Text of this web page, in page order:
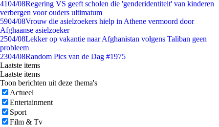
4104/08Regering VS geeft scholen die 'genderidentiteit' van kinderen
verbergen voor ouders ultimatum
5904/08Vrouw die asielzoekers hielp in Athene vermoord door
Afghaanse asielzoeker
2504/08Lekker op vakantie naar Afghanistan volgens Taliban geen
probleem
2304/08Random Pics van de Dag #1975
Laatste items
Laatste items
Toon berichten uit deze thema's
Actueel
Entertainment
Sport
Film & Tv